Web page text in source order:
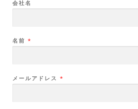
会社名
名前 *
メールアドレス *